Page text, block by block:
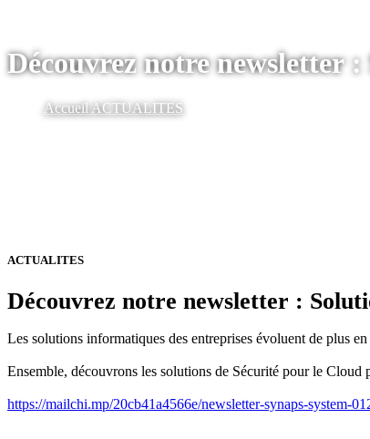
Découvrez notre newsletter
AccueilACTUALITES
ACTUALITES
Découvrez notre newsletter :
Les solutions informatiques des entreprises évoluent de plus
Ensemble, découvrons les solutions de Sécurité pour le Cloud
https://mailchi.mp/20cb41a4566e/newsletter-synaps-system-